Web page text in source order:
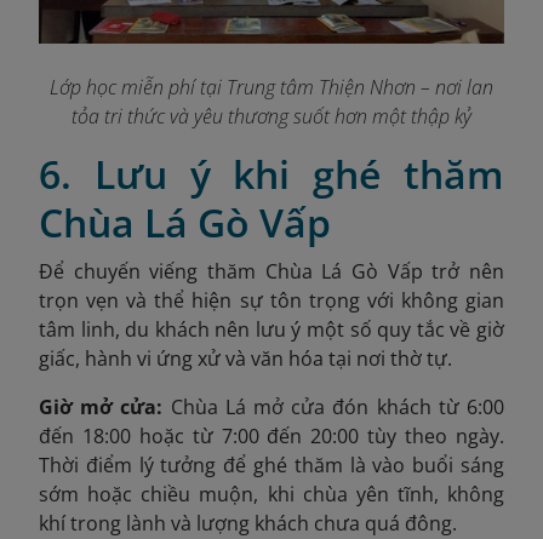
Lớp học miễn phí tại Trung tâm Thiện Nhơn – nơi lan
tỏa tri thức và yêu thương suốt hơn một thập kỷ
6. Lưu ý khi ghé thăm
Chùa Lá Gò Vấp
Để chuyến viếng thăm Chùa Lá Gò Vấp trở nên
trọn vẹn và thể hiện sự tôn trọng với không gian
tâm linh, du khách nên lưu ý một số quy tắc về giờ
giấc, hành vi ứng xử và văn hóa tại nơi thờ tự.
Giờ mở cửa: Chùa Lá mở cửa đón khách từ 6:00
đến 18:00 hoặc từ 7:00 đến 20:00 tùy theo ngày.
Thời điểm lý tưởng để ghé thăm là vào buổi sáng
sớm hoặc chiều muộn, khi chùa yên tĩnh, không
khí trong lành và lượng khách chưa quá đông.